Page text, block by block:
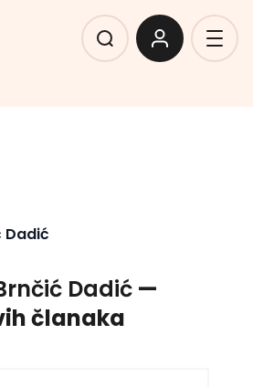
Dadić
Dadić —
članaka